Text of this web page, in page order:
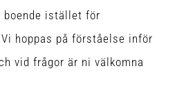
istället för
hoppas på förståelse inför
vid frågor är ni välkomna